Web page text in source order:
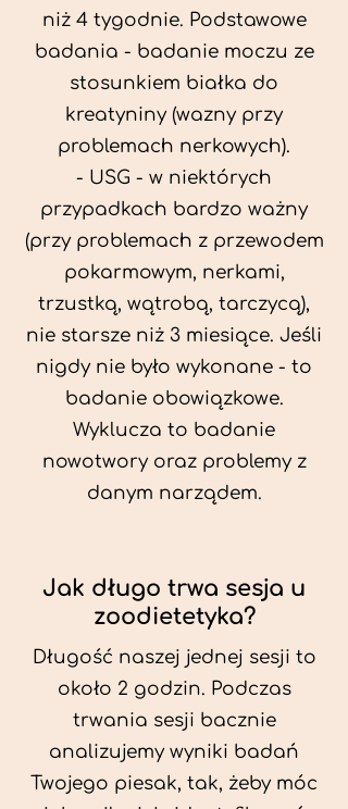
niż 4 tygodnie. Podstawowe
badania - badanie moczu ze
stosunkiem białka do
kreatyniny (wazny przy
problemach nerkowych).
- USG - w niektórych
przypadkach bardzo ważny
(przy problemach z przewodem
pokarmowym, nerkami,
trzustką, wątrobą, tarczycą),
nie starsze niż 3 miesiące. Jeśli
nigdy nie było wykonane - to
badanie obowiązkowe.
Wyklucza to badanie
nowotwory oraz problemy z
danym narządem.
Jak długo trwa sesja u
zoodietetyka?
Długość naszej jednej sesji to
około 2 godzin. Podczas
trwania sesji bacznie
analizujemy wyniki badań
Twojego piesak, tak, żeby móc